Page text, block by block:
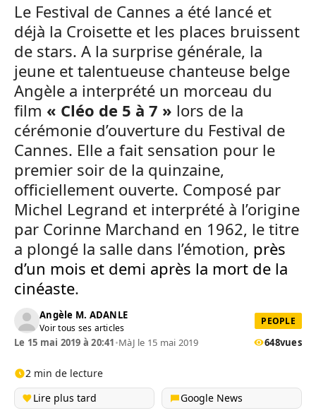
Le Festival de Cannes a été lancé et
déjà la Croisette et les places bruissent
de stars. A la surprise générale, la
jeune et talentueuse chanteuse belge
Angèle a interprété un morceau du
film « Cléo de 5 à 7 » lors de la
cérémonie d’ouverture du Festival de
Cannes. Elle a fait sensation pour le
premier soir de la quinzaine,
officiellement ouverte. Composé par
Michel Legrand et interprété à l’origine
par Corinne Marchand en 1962, le titre
a plongé la salle dans l’émotion, près
d’un mois et demi après la mort de la
cinéaste.
Angèle M. ADANLE
Voir tous ses articles
PEOPLE
Le 15 mai 2019 à 20:41•MàJ le 15 mai 2019 648vues
2 min de lecture
Lire plus tard
Google News